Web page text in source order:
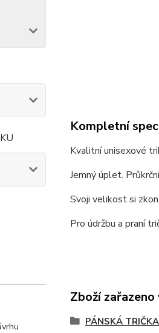
Kompletní
Kvalitní unisexové
Jemný úplet.
Svoji velikost si
Pro údržbu a praní
Zboží
PÁNSKÁ TRIČKA